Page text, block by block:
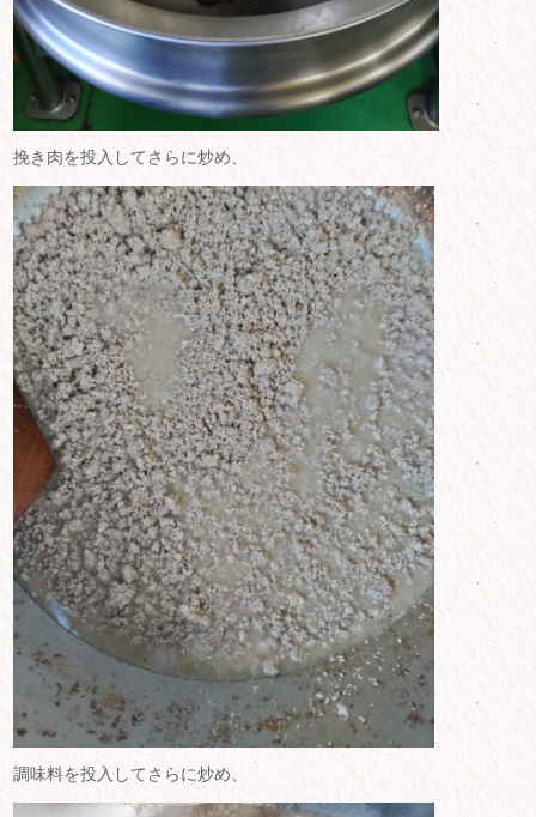
挽き肉を投入してさらに炒め、
調味料を投入してさらに炒め、